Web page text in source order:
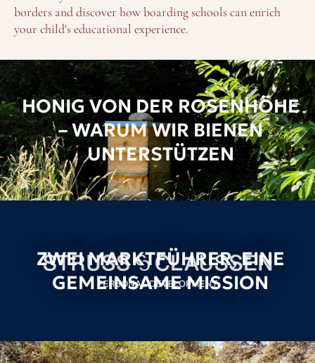
borders and discover how boarding schools can enrich
your child's educational experience.
HONIG VON DER ROSENHÖHE
– WARUM WIR BIENEN
UNTERSTÜTZEN
ZWEI MARKTFÜHRER, EINE
GEMEINSAME MISSION